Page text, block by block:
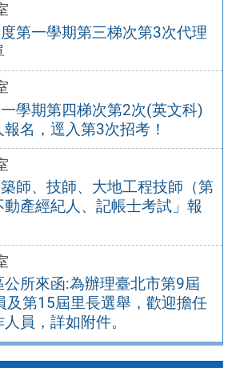
第一學期第三梯次第3次代理
學期第四梯次第2次(英文科)
名，逕入第3次招考！
師、技師、大地工程技師（第
產經紀人、記帳士考試」報
所來函:為辦理臺北市第9屆
及第15屆里長選舉，歡迎擔任
員，詳如附件。